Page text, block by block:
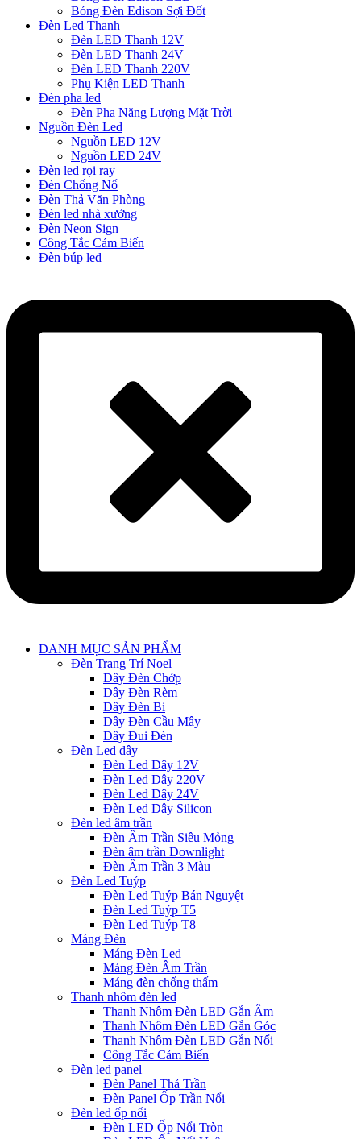
Bóng Đèn Edison Sợi Đốt
Đèn Led Thanh
Đèn LED Thanh 12V
Đèn LED Thanh 24V
Đèn LED Thanh 220V
Phụ Kiện LED Thanh
Đèn pha led
Đèn Pha Năng Lượng Mặt Trời
Nguồn Đèn Led
Nguồn LED 12V
Nguồn LED 24V
Đèn led rọi ray
Đèn Chống Nổ
Đèn Thả Văn Phòng
Đèn led nhà xưởng
Đèn Neon Sign
Công Tắc Cảm Biến
Đèn búp led
Main
DANH MỤC SẢN PHẨM
Đèn Trang Trí Noel
Dây Đèn Chớp
Dây Đèn Rèm
Dây Đèn Bi
Dây Đèn Cầu Mây
Dây Đui Đèn
Đèn Led dây
Đèn Led Dây 12V
Đèn Led Dây 220V
Đèn Led Dây 24V
Đèn Led Dây Silicon
Đèn led âm trần
Đèn Âm Trần Siêu Mỏng
Đèn âm trần Downlight
Đèn Âm Trần 3 Màu
Đèn Led Tuýp
Đèn Led Tuýp Bán Nguyệt
Đèn Led Tuýp T5
Đèn Led Tuýp T8
Máng Đèn
Máng Đèn Led
Máng Đèn Âm Trần
Máng đèn chống thấm
Thanh nhôm đèn led
Thanh Nhôm Đèn LED Gắn Âm
Thanh Nhôm Đèn LED Gắn Góc
Thanh Nhôm Đèn LED Gắn Nổi
Công Tắc Cảm Biến
Đèn led panel
Đèn Panel Thả Trần
Đèn Panel Ốp Trần Nổi
Đèn led ốp nổi
Đèn LED Ốp Nổi Tròn